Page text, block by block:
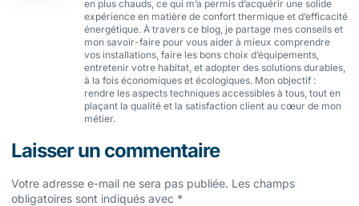
en plus chauds, ce qui m’a permis d’acquérir une solide
expérience en matière de confort thermique et d’efficacité
énergétique. À travers ce blog, je partage mes conseils et
mon savoir-faire pour vous aider à mieux comprendre
vos installations, faire les bons choix d’équipements,
entretenir votre habitat, et adopter des solutions durables,
à la fois économiques et écologiques. Mon objectif :
rendre les aspects techniques accessibles à tous, tout en
plaçant la qualité et la satisfaction client au cœur de mon
métier.
Laisser un commentaire
Votre adresse e-mail ne sera pas publiée. Les champs
obligatoires sont indiqués avec *